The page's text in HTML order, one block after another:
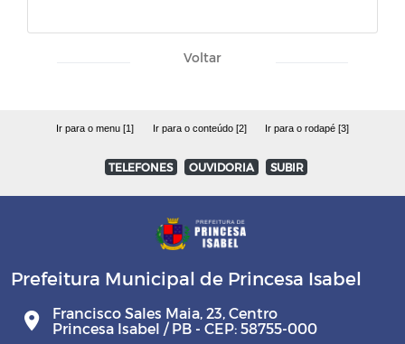
Voltar
Ir para o menu [1] Ir para o conteúdo [2] Ir para o rodapé [3]
TELEFONES OUVIDORIA SUBIR
Prefeitura Municipal de Princesa Isabel
Francisco Sales Maia, 23, Centro
Princesa Isabel / PB - CEP: 58755-000